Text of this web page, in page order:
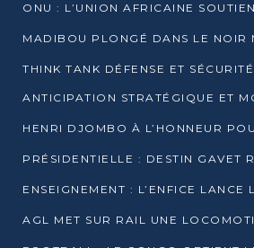
THINK TANK DÉFENSE ET
ANTICIPATION STRATÉGIQUE ET MOBILISATION CITOYENNE POUR